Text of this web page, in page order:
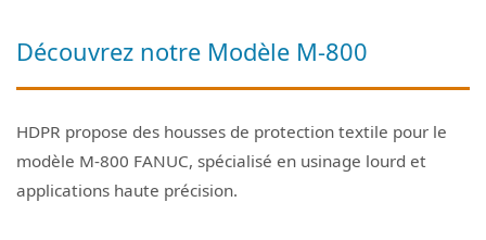
Découvrez notre Modèle M-800
HDPR propose des housses de protection textile pour le
modèle M-800 FANUC, spécialisé en usinage lourd et
applications haute précision.